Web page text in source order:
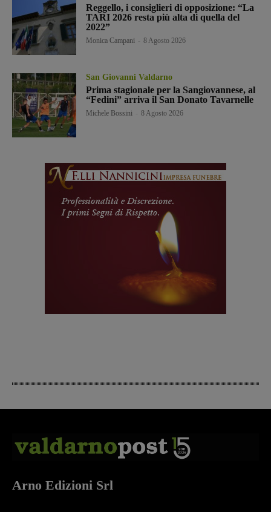
Reggello, i consiglieri di opposizione: “La
TARI 2026 resta più alta di quella del
2022”
Monica Campani 8 Agosto 2026
San Giovanni Valdarno
Prima stagionale per la Sangiovannese, al
“Fedini” arriva il San Donato Tavarnelle
Michele Bossini 8 Agosto 2026
Arno Edizioni Srl